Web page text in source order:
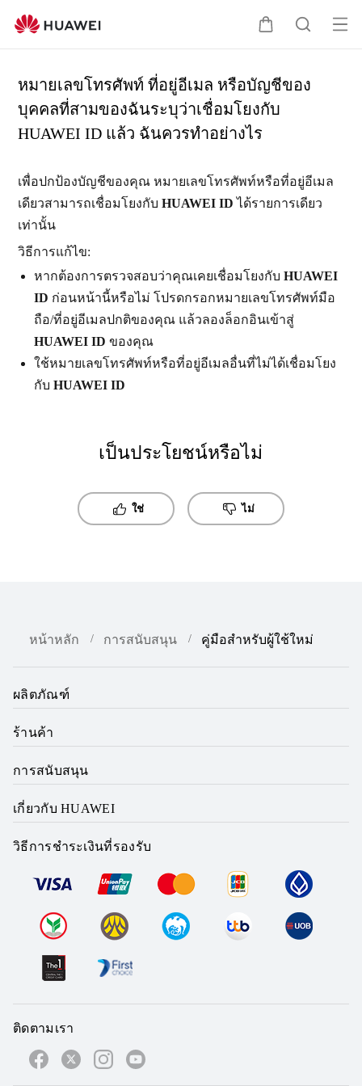
ต
ร้
า
ค้
า
เปิ
หมายเลขโทรศัพท์ ที่อยู่อีเมล หรือบัญชีของ
บุคคลที่สามของฉันระบุว่าเชื่อมโยงกับ
HUAWEI ID แล้ว ฉันควรทำอย่างไร
เพื่อปกป้องบัญชีของคุณ หมายเลขโทรศัพท์หรือที่อยู่อีเมล
เดียวสามารถเชื่อมโยงกับHUAWEI ID ได้รายการเดียว
เท่านั้น
วิธีการแก้ไข:
หากต้องการตรวจสอบว่าคุณเคยเชื่อมโยงกับHUAWEI
ID ก่อนหน้านี้หรือไม่ โปรดกรอกหมายเลขโทรศัพท์มือ
ถือ/ที่อยู่อีเมลปกติของคุณ แล้วลองล็อกอินเข้าสู่
HUAWEI ID ของคุณ
ใช้หมายเลขโทรศัพท์หรือที่อยู่อีเมลอื่นที่ไม่ได้เชื่อมโยง
กับHUAWEI ID
เป็นประโยชน์หรือไม่
ใช่ ไม่
หน้าหลัก การสนับสนุน คู่มือสำหรับผู้ใช้ใหม่
ผลิตภัณฑ์
ร้านค้า
การสนับสนุน
เกี่ยวกับ HUAWEI
วิธีการชำระเงินที่รองรับ
ติดตามเรา